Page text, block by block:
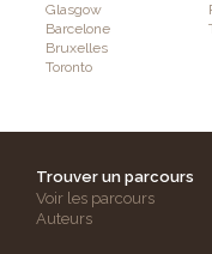
Glasgow
Barcelone
Bruxelles
Toronto
Trouver un parcours
Voir les parcours
Auteurs